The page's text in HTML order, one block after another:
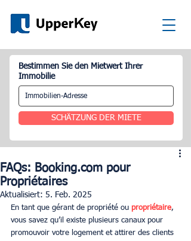
Bestimmen Sie den Mietwert Ihrer
Immobilie
SCHÄTZUNG DER MIETE
FAQs: Booking.com pour
Propriétaires
Aktualisiert: 5. Feb. 2025
En tant que gérant de propriété ou propriétaire,
vous savez qu’il existe plusieurs canaux pour
promouvoir votre logement et attirer des clients